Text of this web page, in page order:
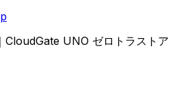
｜CloudGate UNO ゼロトラストア